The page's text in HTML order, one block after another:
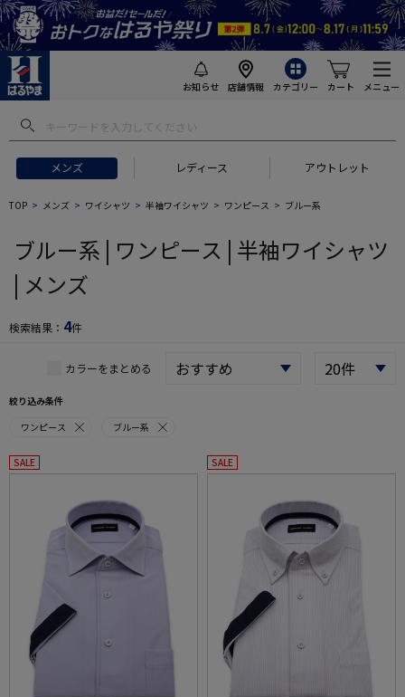
お知らせ 店舗情報 カテゴリー カート メニュー
メンズ レディース アウトレット
フトにおすすめ #セットアップ スーツ
TOP メンズ ワイシャツ 半袖ワイシャツ ワンピース ブルー系
ブルー系 | ワンピース | 半袖ワイシャツ
| メンズ
検索結果： 4件
カラーをまとめる
絞り込み条件
ワンピース
ブルー系
SALE SALE